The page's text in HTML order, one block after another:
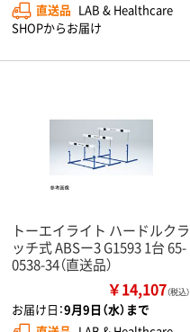
直送品 LAB & Healthcare
SHOPからお届け
トーエイライト ハードルクラ
ッチ式 ABSー3 G1593 1台 65-
0538-34（直送品）
￥14,107（税込）
お届け日：9月9日（水）まで